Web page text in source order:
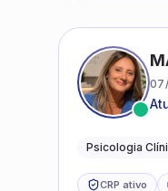
Psicologia
CRP ativo